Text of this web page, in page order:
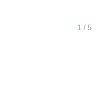
1 / 5